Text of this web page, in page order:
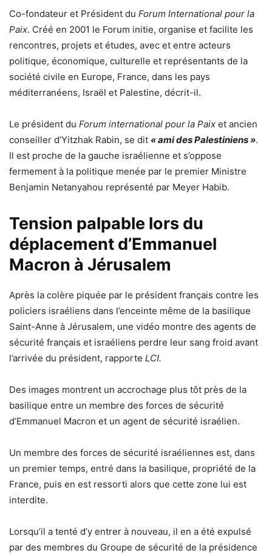
Co-fondateur et Président du Forum International pour la
Paix. Créé en 2001 le Forum initie, organise et facilite les
rencontres, projets et études, avec et entre acteurs
politique, économique, culturelle et représentants de la
société civile en Europe, France, dans les pays
méditerranéens, Israël et Palestine, décrit-il.
Le président du Forum international pour la Paix et ancien
conseiller d’Yitzhak Rabin, se dit « ami des Palestiniens ».
Il est proche de la gauche israélienne et s’oppose
fermement à la politique menée par le premier Ministre
Benjamin Netanyahou représenté par Meyer Habib.
Tension palpable lors du
déplacement d’Emmanuel
Macron à Jérusalem
Après la colère piquée par le président français contre les
policiers israéliens dans l’enceinte même de la basilique
Saint-Anne à Jérusalem, une vidéo montre des agents de
sécurité français et israéliens perdre leur sang froid avant
l’arrivée du président, rapporte LCI.
Des images montrent un accrochage plus tôt près de la
basilique entre un membre des forces de sécurité
d’Emmanuel Macron et un agent de sécurité israélien.
Un membre des forces de sécurité israéliennes est, dans
un premier temps, entré dans la basilique, propriété de la
France, puis en est ressorti alors que cette zone lui est
interdite.
Lorsqu’il a tenté d’y entrer à nouveau, il en a été expulsé
par des membres du Groupe de sécurité de la présidence